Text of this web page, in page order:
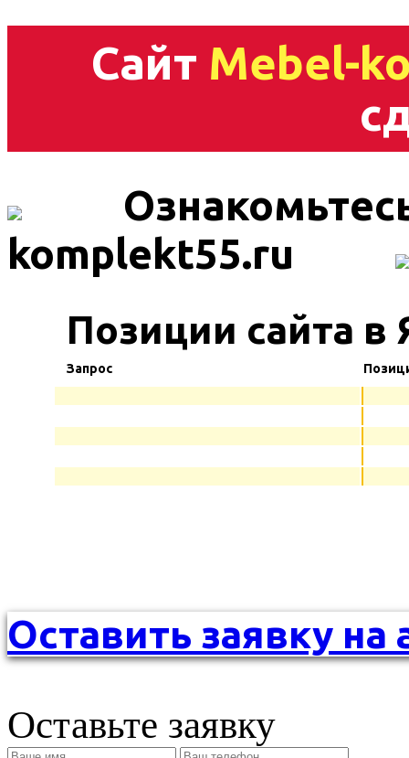
Сайт Mebel-
komplekt55.ru
Позиции сайта
Запрос
Оставить заявку на
Оставьте заявку